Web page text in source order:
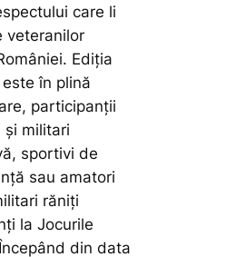
care li
veteranilor
Ediția
în plină
participanţii
şi militari
sportivi de
sau amatori
răniţi
la Jocurile
din data